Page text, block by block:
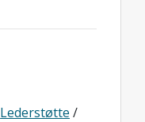
Lederstøtte /